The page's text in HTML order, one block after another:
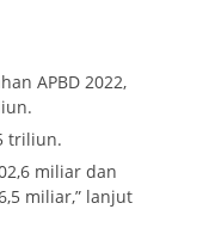
APBD 2022,
triliun.
miliar dan
miliar,” lanjut